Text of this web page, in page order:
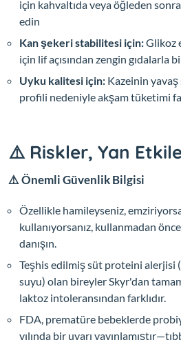
için kahvaltıda veya öğleden
edin
Kan şekeri stabilitesi için:Glikoz
için lif açısından zengin gıdalarla
Uyku kalitesi için: Kazeinin yavaş
profili nedeniyle akşam tüketimi
⚠️ Riskler, Yan
⚠️ Önemli Güvenlik Bilgisi
Özellikle hamileyseniz,
kullanıyorsanız, kullanmadan önce
danışın.
Teşhis edilmiş süt proteini alerjisi
suyu) olan bireyler Skyr'dan
laktoz intoleransından farklıdır.
FDA, prematüre bebeklerde
yılında bir uyarı